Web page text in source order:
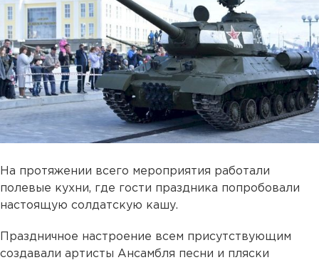
На протяжении всего мероприятия работали
полевые кухни, где гости праздника попробовали
настоящую солдатскую кашу.
Праздничное настроение всем присутствующим
создавали артисты Ансамбля песни и пляски